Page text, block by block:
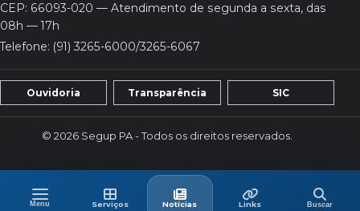
MenuMenu Serviços
ServiçosNotíciasÚltimas LinksLinks BuscarBuscar
CEP: 66093-020 — Atendimento de segunda a sexta, das
08h — 17h
Telefone: (91) 3265-6000/3265-6067
Ouvidoria Transparência SIC
© 2026 Segup PA - Todos os direitos reservados.